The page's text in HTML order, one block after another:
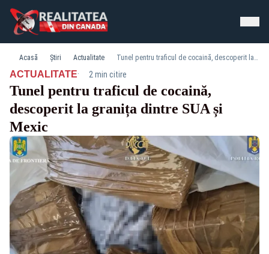
Acasă Știri Actualitate Tunel pentru traficul de cocaină, descoperit la granița dintre SUA și Mexic
ACTUALITATE· 2 min citire
Tunel pentru traficul de cocaină,
descoperit la granița dintre SUA și
Mexic